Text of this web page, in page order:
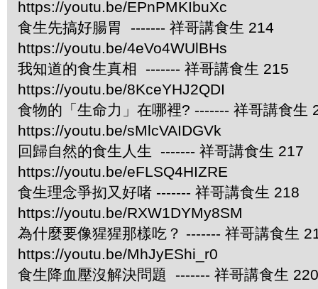
https://youtu.be/EPnPMKIbuXc
食生先搞好腸胃 ------- 祥哥講食生 214
https://youtu.be/4eVo4WUlBHs
我知道的食生真相 ------- 祥哥講食生 215
https://youtu.be/8KceYHJ2QDI
食物的「生命力」在哪裡? ------- 祥哥講食生
https://youtu.be/sMlcVAIDGVk
回歸自然的食生人生 ------- 祥哥講食生 217
https://youtu.be/eFLSQ4HIZRE
食生理念爭抝又好啫 ------- 祥哥講食生 218
https://youtu.be/RXW1DYMy8SM
為什麼要像猩猩那樣吃？ ------- 祥哥講食生
https://youtu.be/MhJyEShi_r0
食生降血壓沒解決問題 ------- 祥哥講食生 220